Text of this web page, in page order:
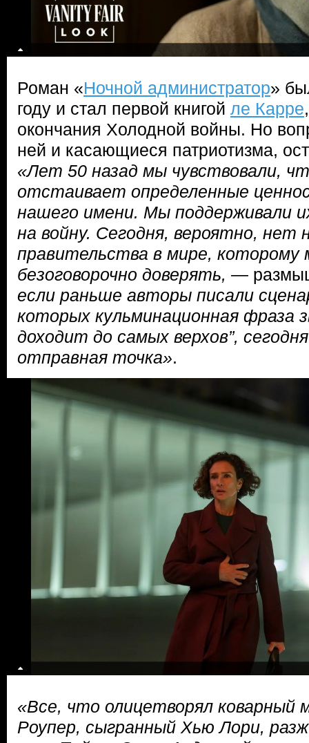
Роман «Ночной администратор»
году и стал первой книгой ле Карре
окончания Холодной войны. Но
ней и касающиеся патриотизма,
«Лет 50 назад мы чувствовали,
отстаивает определенные
нашего имени. Мы поддерживали
на войну. Сегодня, вероятно, нет
правительства в мире, которому
безоговорочно доверять, —
если раньше авторы писали
которых кульминационная фраза
доходит до самых верхов”,
отправная точка».
«Все, что олицетворял коварный
Роупер, сыгранный Хью Лори,